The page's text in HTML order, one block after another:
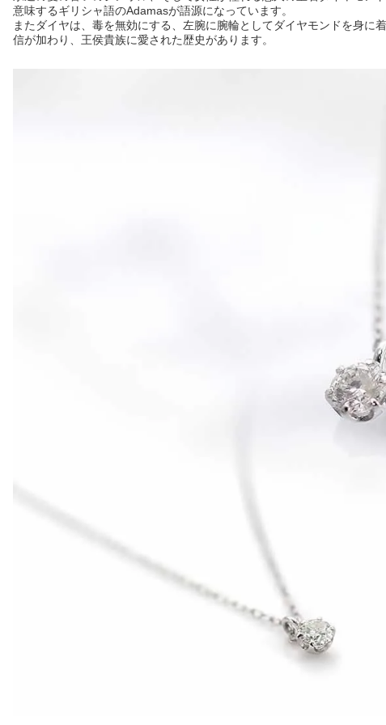
意味するギリシャ語のAdamasが語源になっています。
またダイヤは、毒を無効にする、左腕に腕輪としてダイヤモンドを身に
信が加わり、王侯貴族に愛された歴史があります。